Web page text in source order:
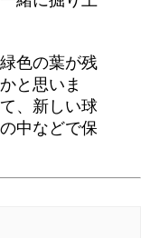
色の葉が残
と思いま
、新しい球
中などで保